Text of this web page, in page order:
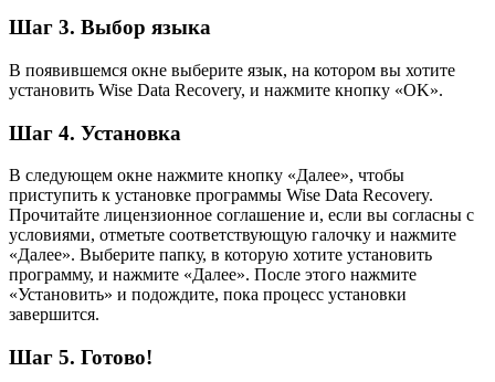
Шаг 3. Выбор языка
В появившемся окне выберите язык, на котором вы хотите
установить Wise Data Recovery, и нажмите кнопку «OK».
Шаг 4. Установка
В следующем окне нажмите кнопку «Далее», чтобы
приступить к установке программы Wise Data Recovery.
Прочитайте лицензионное соглашение и, если вы согласны с
условиями, отметьте соответствующую галочку и нажмите
«Далее». Выберите папку, в которую хотите установить
программу, и нажмите «Далее». После этого нажмите
«Установить» и подождите, пока процесс установки
завершится.
Шаг 5. Готово!